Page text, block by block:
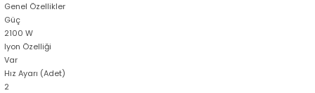
Genel Özellikler
Güç
2100 W
Iyon Özelliği
Var
Hız Ayarı (Adet)
2